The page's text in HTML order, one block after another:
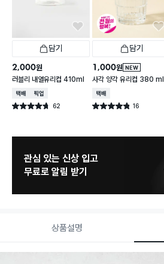
담기
2,000원
러블리 내열유리컵 410ml
택배배송매장픽업
별점 4.7점 62
건 작성
담기
NEW
1,000원
사각 양각 유리컵 380 ml
택배배송
별점 4.8점 16
건 작성
관심 있는 신상 입고
무료로 알림 받기
상품설명